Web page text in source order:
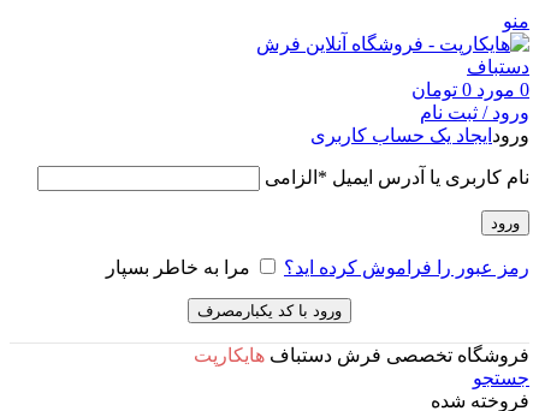
منو
0 مورد 0 تومان
ورود / ثبت نام
ورود ایجاد یک حساب کاربری
نام کاربری یا آدرس ایمیل * الزامی
ورود
رمز عبور را فراموش کرده اید؟ مرا به خاطر بسپار
ورود با کد یکبارمصرف
فروشگاه تخصصی فرش دستباف هایکارپت
جستجو
فروخته شده